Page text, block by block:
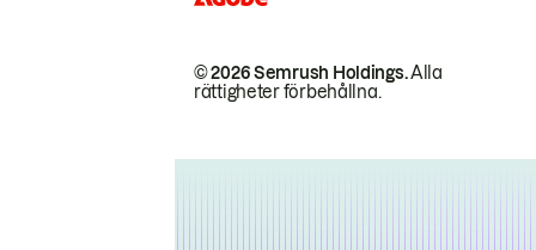
© 2026 Semrush Holdings.Alla
rättigheter förbehållna.